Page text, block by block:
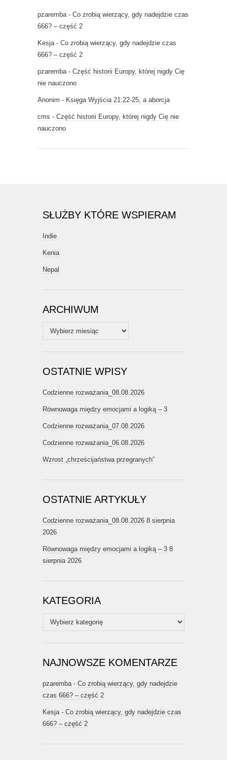
pzaremba- Co zrobią wierzący, gdy nadejdzie czas
666? – część 2
Kesja- Co zrobią wierzący, gdy nadejdzie czas
666? – część 2
pzaremba- Część historii Europy, której nigdy Cię
nie nauczono
Anonim - Księga Wyjścia 21:22-25, a aborcja
cms - Część historii Europy, której nigdy Cię nie
nauczono
SŁUŻBY KTÓRE WSPIERAM
Indie
Kenia
Nepal
ARCHIWUM
Archiwum
OSTATNIE WPISY
Codzienne rozważania_08.08.2026
Równowaga między emocjami a logiką – 3
Codzienne rozważania_07.08.2026
Codzienne rozważania_06.08.2026
Wzrost „chrześcijaństwa przegranych”
OSTATNIE ARTYKUŁY
Codzienne rozważania_08.08.2026 8 sierpnia
2026
Równowaga między emocjami a logiką – 3 8
sierpnia 2026
KATEGORIA
Kategoria
NAJNOWSZE KOMENTARZE
pzaremba- Co zrobią wierzący, gdy nadejdzie
czas 666? – część 2
Kesja- Co zrobią wierzący, gdy nadejdzie czas
666? – część 2